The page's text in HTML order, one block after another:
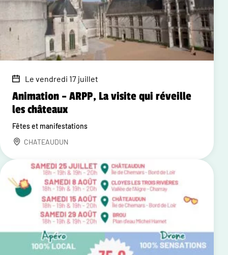
Le vendredi 17 juillet
Animation – ARPP, La visite qui réveille
les châteaux
Fêtes et manifestations
CHATEAUDUN